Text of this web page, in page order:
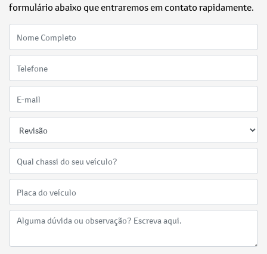
formulário abaixo que entraremos em contato rapidamente.